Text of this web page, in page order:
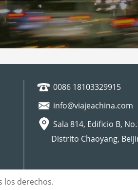
0086 18103329915
info@viajeachina.com
Sala 814, Edificio B,
Distrito Chaoyang,
los derechos.